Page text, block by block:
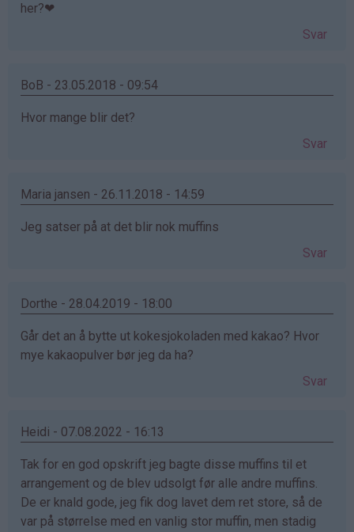
her?❤
Svar
BoB - 23.05.2018 - 09:54
Hvor mange blir det?
Svar
Maria jansen - 26.11.2018 - 14:59
Jeg satser på at det blir nok muffins
Svar
Dorthe - 28.04.2019 - 18:00
Går det an å bytte ut kokesjokoladen med kakao? Hvor
mye kakaopulver bør jeg da ha?
Svar
Heidi - 07.08.2022 - 16:13
Tak for en god opskrift jeg bagte disse muffins til et
arrangement og de blev udsolgt før alle andre muffins.
De er knald gode, jeg fik dog lavet dem ret store, så de
var på størrelse med en vanlig stor muffin, men stadig